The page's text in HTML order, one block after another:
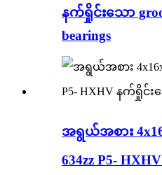
နက်ရှိုင်းသော
bearings
အရွယ်အစား
634zz P5-